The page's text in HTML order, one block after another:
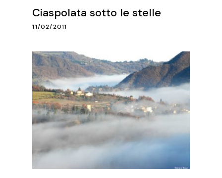
Ciaspolata sotto le stelle
11/02/2011